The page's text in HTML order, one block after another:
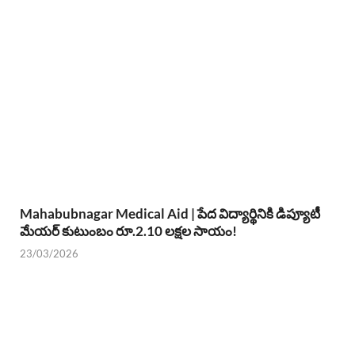
Mahabubnagar Medical Aid | పేద విద్యార్థినికి డిప్యూటీ
మేయర్ కుటుంబం రూ.2.10 లక్షల సాయం!
23/03/2026